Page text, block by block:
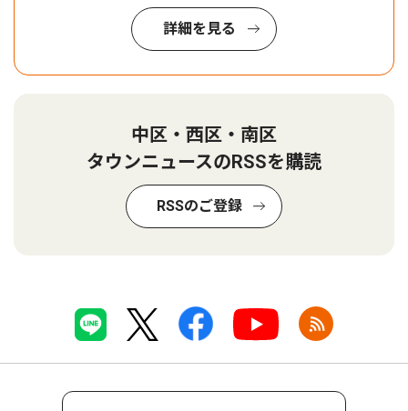
詳細を見る
中区・西区・南区
タウンニュースのRSSを購読
RSSのご登録